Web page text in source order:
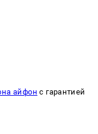
айфон с гарантией